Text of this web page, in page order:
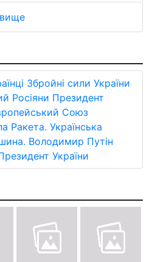
Збройні сили України
Росіяни Президент
Союз
Ракета. Українська
Володимир Путін
України